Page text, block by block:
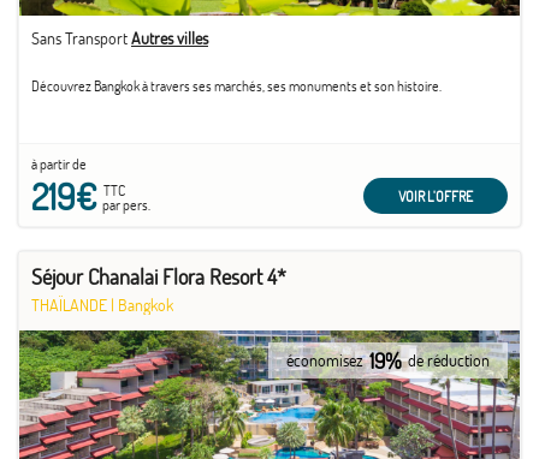
Sans TransportAutres villes
Découvrez Bangkok à travers ses marchés, ses monuments et son histoire.
à partir de
219€TTC
par pers.
VOIR L'OFFRE
Séjour Chanalai Flora Resort 4*
THAÏLANDE | Bangkok
économisez 19% de réduction